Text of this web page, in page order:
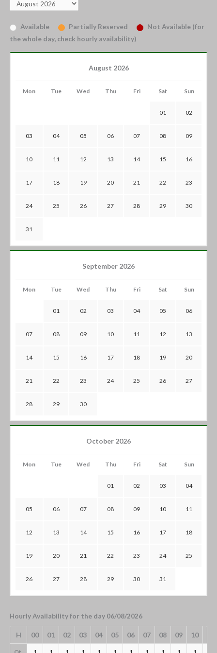
Available Partially Reserved
Not Available (for
the whole day, check hourly availability)
August 2026
Mon Tue Wed Thu Fri Sat Sun
01 02
03 04 05 06 07 08 09
10 11 12 13 14 15 16
17 18 19 20 21 22 23
24 25 26 27 28 29 30
31
September 2026
Mon Tue Wed Thu Fri Sat Sun
01 02 03 04 05 06
07 08 09 10 11 12 13
14 15 16 17 18 19 20
21 22 23 24 25 26 27
28 29 30
October 2026
Mon Tue Wed Thu Fri Sat Sun
01 02 03 04
05 06 07 08 09 10 11
12 13 14 15 16 17 18
19 20 21 22 23 24 25
26 27 28 29 30 31
Hourly Availability for the day 06/08/2026
H 00 01 02 03 04 05 06 07 08 09 10